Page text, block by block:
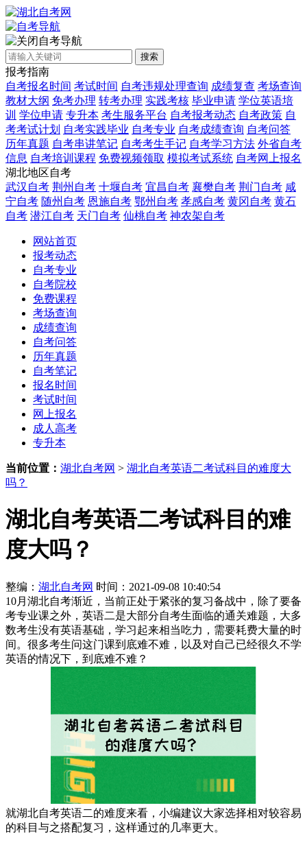
自考导航
搜索
报考指南
自考报名时间 考试时间 自考违规处理查询 成绩复查 考场查询
教材大纲 免考办理 转考办理 实践考核 毕业申请 学位英语培
训 学位申请 专升本 考生服务平台 自考报考动态 自考政策 自
考考试计划 自考实践毕业 自考专业 自考成绩查询 自考问答
历年真题 自考串讲笔记 自考考生手记 自考学习方法 外省自考
信息 自考培训课程 免费视频领取 模拟考试系统 自考网上报名
湖北地区自考
武汉自考 荆州自考 十堰自考 宜昌自考 襄樊自考 荆门自考 咸
宁自考 随州自考 恩施自考 鄂州自考 孝感自考 黄冈自考 黄石
自考 潜江自考 天门自考 仙桃自考 神农架自考
网站首页
报考动态
自考专业
自考院校
免费课程
考场查询
成绩查询
自考问答
历年真题
自考笔记
报名时间
考试时间
网上报名
成人高考
专升本
当前位置： 湖北自考网 > 湖北自考英语二考试科目的难度大
吗？
湖北自考英语二考试科目的难
度大吗？
整编： 湖北自考网 时间：2021-09-08 10:40:54
10月湖北自考渐近，当前正处于紧张的复习备战中，除了要备
考专业课之外，英语二是大部分自考生面临的通关难题，大多
数考生没有英语基础，学习起来相当吃力，需要耗费大量的时
间。很多考生问这门课到底难不难，以及对自己已经很久不学
英语的情况下，到底难不难？
就湖北自考英语二的难度来看，小编建议大家选择相对较容易
的科目与之搭配复习，这样通过的几率更大。